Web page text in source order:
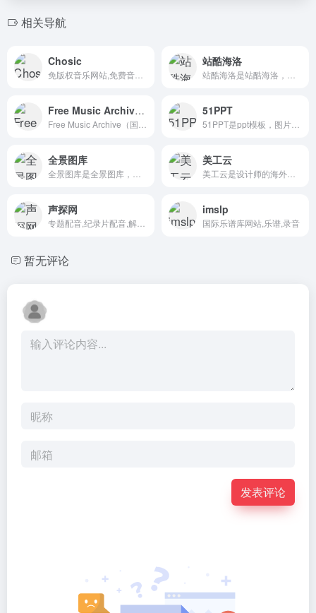
相关导航
Chosic 站酷海洛
Free Music Archive（国外） 51PPT
全景图库 美工云
声探网 imslp
国际乐谱库网站,乐谱,录音
暂无评论
发表评论